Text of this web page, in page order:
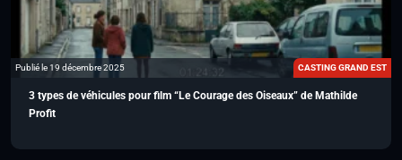
Publié le 19 décembre 2025 CASTING GRAND EST
3 types de véhicules pour film “Le Courage des Oiseaux” de Mathilde
Profit